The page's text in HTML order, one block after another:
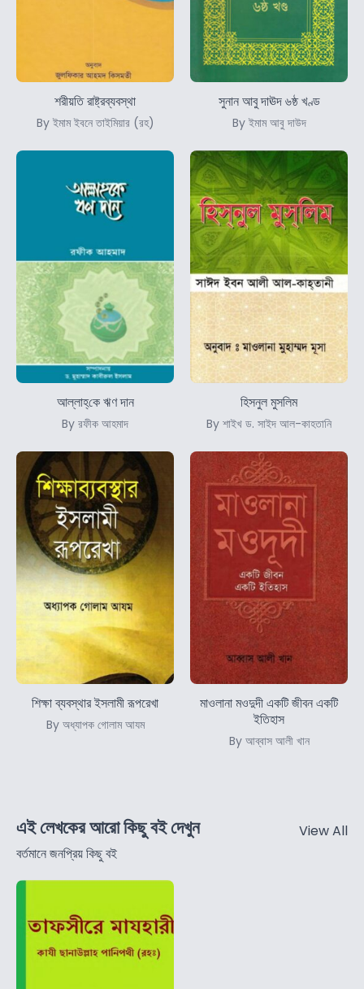
শরীয়তি রাষ্ট্রব্যবস্থা
By ইমাম ইবনে তাইমিয়ার (রহ)
সুনান আবু দাঊদ ৬ষ্ঠ খণ্ড
By ইমাম আবু দাউদ
আল্লাহ্‌কে ঋণ দান
By রফীক আহমাদ
হিসনুল মুসলিম
By শাইখ ড. সাইদ আল-কাহতানি
শিক্ষা ব্যবস্থার ইসলামী রূপরেখা
By অধ্যাপক গোলাম আযম
মাওলানা মওদুদী একটি জীবন একটি
ইতিহাস
By আব্বাস আলী খান
এই লেখকের আরো কিছু বই দেখুন
বর্তমানে জনপ্রিয় কিছু বই
View All